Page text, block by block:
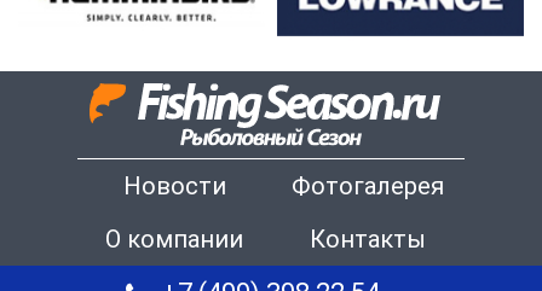
Новости
Фотогалерея
О компании
Контакты